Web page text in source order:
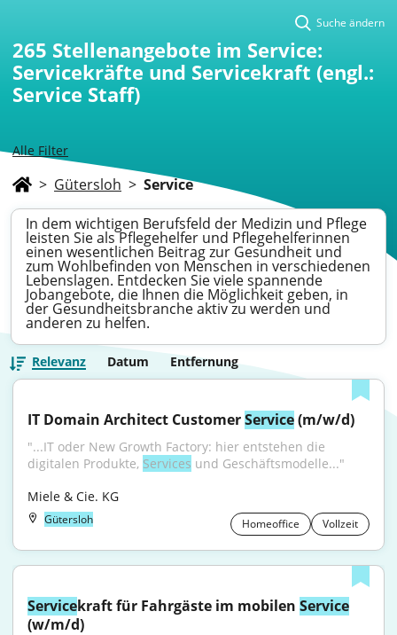
Alle Filter
Suche ändern
265 Stellenangebote im Service:
Servicekräfte und Servicekraft (engl.:
Service Staff)
> Gütersloh > Service
In dem wichtigen Berufsfeld der Medizin und Pflege
leisten Sie als Pflegehelfer und Pflegehelferinnen
einen wesentlichen Beitrag zur Gesundheit und
zum Wohlbefinden von Menschen in verschiedenen
Lebenslagen. Entdecken Sie viele spannende
Jobangebote, die Ihnen die Möglichkeit geben, in
der Gesundheitsbranche aktiv zu werden und
anderen zu helfen.
Relevanz Datum Entfernung
IT Domain Architect Customer Service (m/w/d)
"...IT oder New Growth Factory: hier entstehen die
digitalen Produkte, Services und Geschäftsmodelle..."
Miele & Cie. KG
Gütersloh Homeoffice Vollzeit
Servicekraft für Fahrgäste im mobilen Service
(w/m/d)